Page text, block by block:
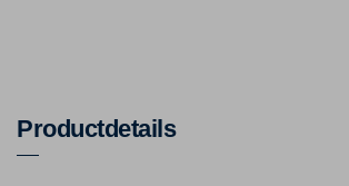
Productdetails